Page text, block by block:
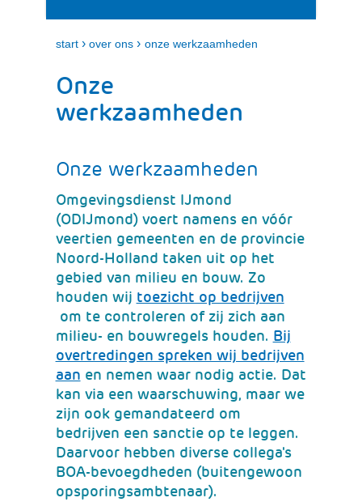
e
n
t
k
p
e
start › over ons › onze werkzaamheden
Onze
werkzaamheden
Onze werkzaamheden
Omgevingsdienst IJmond
(ODIJmond) voert namens en vóór
veertien gemeenten en de provincie
Noord-Holland taken uit op het
gebied van milieu en bouw. Zo
houden wij toezicht op bedrijven
(verwijst
naar
een
andere
website)
om te controleren of zij zich aan
milieu- en bouwregels houden. Bij
overtredingen spreken wij bedrijven
aan(verwijst
naar
een
andere
website)
en nemen waar nodig actie. Dat
kan via een waarschuwing, maar we
zijn ook gemandateerd om
bedrijven een sanctie op te leggen.
Daarvoor hebben diverse collega's
BOA-bevoegdheden (buitengewoon
opsporingsambtenaar).